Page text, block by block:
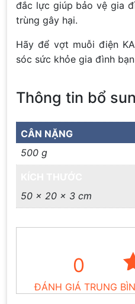
đắc lực giúp bảo vệ gia
trùng gây hại.
Hãy để vợt muỗi điện
sóc sức khỏe gia đình
Thông tin bổ
CÂN NẶNG
500 g
50 × 20 × 3 cm
0
ĐÁNH GIÁ TRUNG